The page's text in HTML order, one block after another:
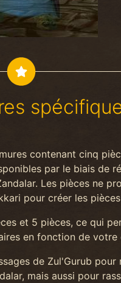
contenant cinq
par le biais de
Les pièces ne
pour créer les
et 5 pièces, ce qui
en fonction de votre
de Zul'Gurub pour
mais aussi pour